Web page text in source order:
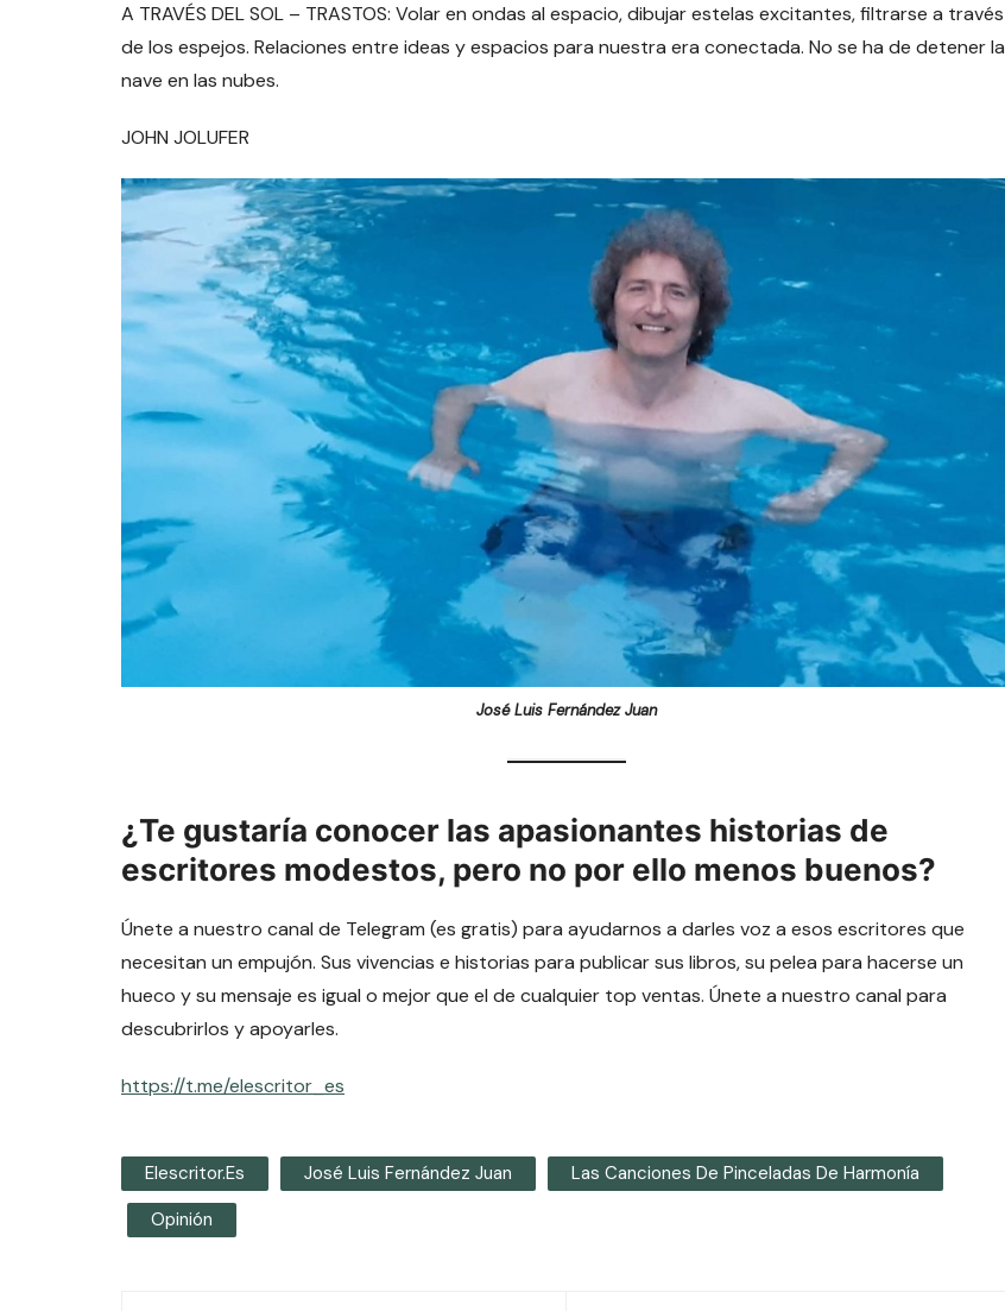
A TRAVÉS DEL SOL – TRASTOS: Volar en ondas al espacio, dibujar estelas excitantes, filtrarse a través
de los espejos. Relaciones entre ideas y espacios para nuestra era conectada. No se ha de detener la
nave en las nubes.
JOHN JOLUFER
José Luis Fernández Juan
¿Te gustaría conocer las apasionantes historias de
escritores modestos, pero no por ello menos buenos?
Únete a nuestro canal de Telegram (es gratis) para ayudarnos a darles voz a esos escritores que
necesitan un empujón. Sus vivencias e historias para publicar sus libros, su pelea para hacerse un
hueco y su mensaje es igual o mejor que el de cualquier top ventas. Únete a nuestro canal para
descubrirlos y apoyarles.
https://t.me/elescritor_es
Elescritor.es José Luis Fernández Juan
Las Canciones De Pinceladas De Harmonía
Opinión